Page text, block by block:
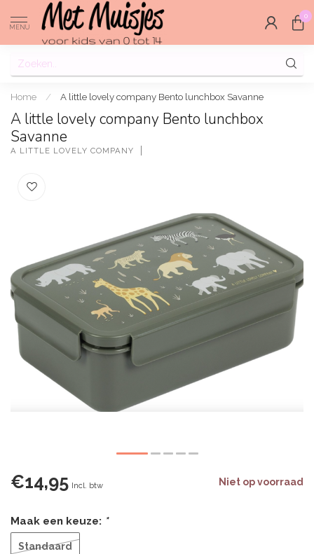
MENU
0
Home / A little lovely company Bento lunchbox Savanne
A little lovely company Bento lunchbox
Savanne
A LITTLE LOVELY COMPANY
€14,95 Incl. btw Niet op voorraad
Maak een keuze: *
Standaard